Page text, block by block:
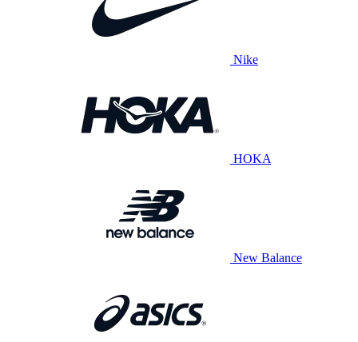
Nike
HOKA
New Balance